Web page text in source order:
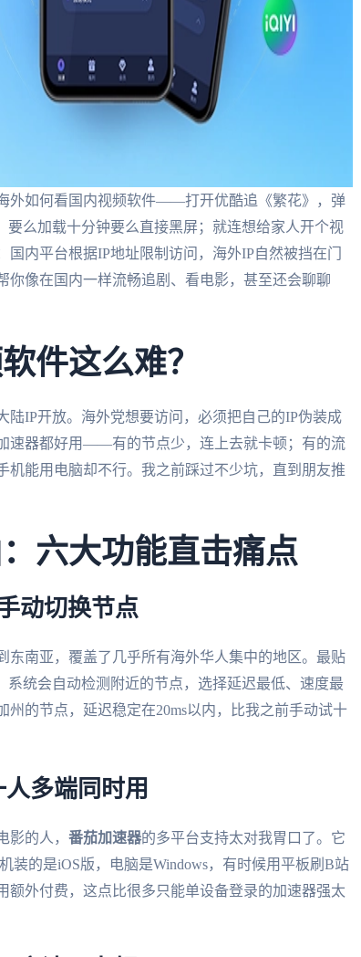
外如何看国内视频软件——打开优酷追《繁花》，弹
要么加载十分钟要么直接黑屏；就连想给家人开个视
内平台根据IP地址限制访问，海外IP自然被挡在门
像在国内一样流畅追剧、看电影，甚至还会聊聊
件这么难？
IP开放。海外党想要访问，必须把自己的IP伪装成
速器都好用——有的节点少，连上去就卡顿；有的流
能用电脑却不行。我之前踩过不少坑，直到朋友推
六大功能直击痛点
动切换节点
东南亚，覆盖了几乎所有海外华人集中的地区。最贴
统会自动检测附近的节点，选择延迟最低、速度最
的节点，延迟稳定在20ms以内，比我之前手动试十
多端同时用
的人， 番茄加速器的多平台支持太对我胃口了。它
装的是iOS版，电脑是Windows，有时候用平板刷B站
外付费，这点比很多只能单设备登录的加速器强太